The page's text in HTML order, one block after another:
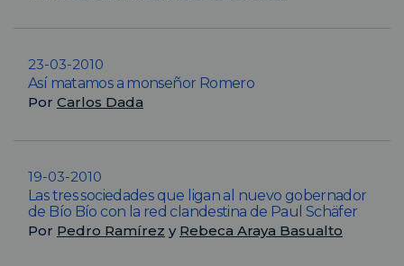
23-03-2010
Así matamos a monseñor Romero
Por Carlos Dada
19-03-2010
Las tres sociedades que ligan al nuevo gobernador
de Bío Bío con la red clandestina de Paul Schäfer
Por Pedro Ramírez y Rebeca Araya Basualto